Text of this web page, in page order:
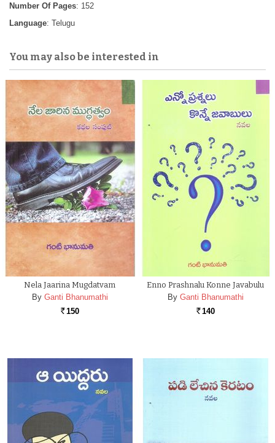
Number Of Pages: 152
Language: Telugu
You may also be interested in
Nela Jaarina Mugdatvam
By Ganti Bhanumathi
Rs. 150
Enno Prashnalu Konne Javabulu
By Ganti Bhanumathi
Rs. 140